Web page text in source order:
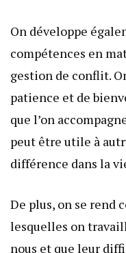
On développe
compétences en
gestion de conflit.
patience et de
que l’on
peut être utile à
différence dans la
De plus, on se rend
lesquelles on
nous et que leur